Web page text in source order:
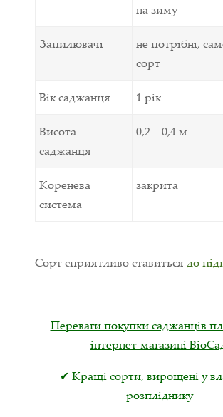
на зиму
Запилювачі
не потрібні,
сорт
Вік саджанця 1 рік
Висота
саджанця
0,2 – 0,4 м
Коренева
система
закрита
Сорт сприятливо ставиться до
Переваги покупки саджанців
інтернет-магазині
✔ Кращі сорти, вирощені у
розпліднику